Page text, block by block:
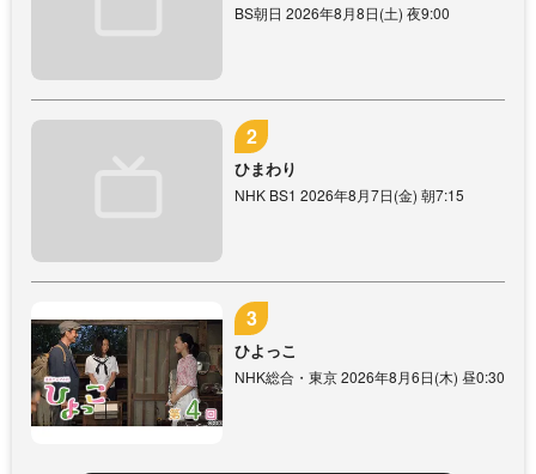
BS朝日 2026年8月8日(土) 夜9:00
ひまわり
NHK BS1 2026年8月7日(金) 朝7:15
ひよっこ
NHK総合・東京 2026年8月6日(木) 昼0:30